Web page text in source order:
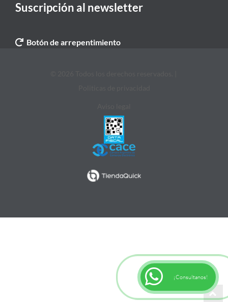
Suscripción al newsletter
Botón de arrepentimiento
¡Consultanos!